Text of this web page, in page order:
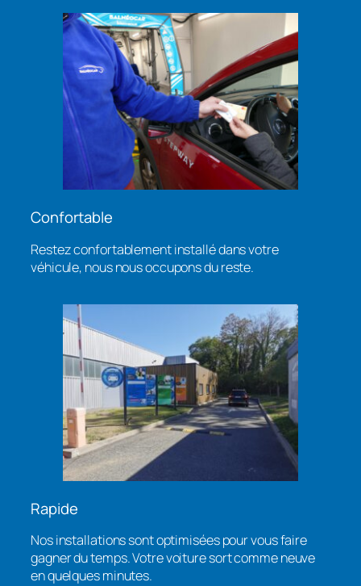
Confortable
Restez confortablement installé dans votre
véhicule, nous nous occupons du reste.
Rapide
Nos installations sont optimisées pour vous faire
gagner du temps. Votre voiture sort comme neuve
en quelques minutes.